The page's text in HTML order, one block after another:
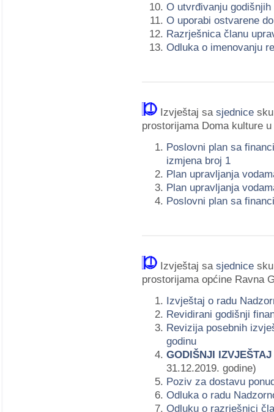
O utvrđivanju
O uporabi ostvarene
Razrješnica članu
Odluka o imenovanju
Izvještaj sa sjednice
prostorijama Doma kulture
Poslovni plan sa
izmjena broj 1
Plan upravljanja
Plan upravljanja
Poslovni plan sa
Izvještaj sa sjednice
prostorijama općine Ravna
Izvještaj o radu
Revidirani godišnji
Revizija posebnih
godinu
GODIŠNJI
31.12.2019. godine)
Poziv za dostavu
Odluka o radu
Odluku o razrješnici